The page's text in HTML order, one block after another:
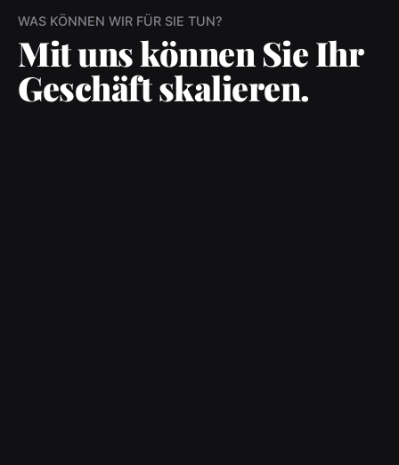
WAS KÖNNEN WIR FÜR SIE TUN?
Mit uns können Sie Ihr
Geschäft skalieren.